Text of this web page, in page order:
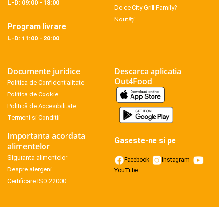
L-D: 09:00 - 18:00
Program livrare
L-D: 11:00 - 20:00
De ce City Grill Family?
Noutăți
Documente juridice
Politica de Confidentialitate
Politica de Cookie
Politică de Accesibilitate
Termeni si Conditii
Importanta acordata
alimentelor
Siguranta alimentelor
Despre alergeni
Certificare ISO 22000
Descarca aplicatia
Out4Food
Gaseste-ne si pe
Facebook
Instagram
YouTube